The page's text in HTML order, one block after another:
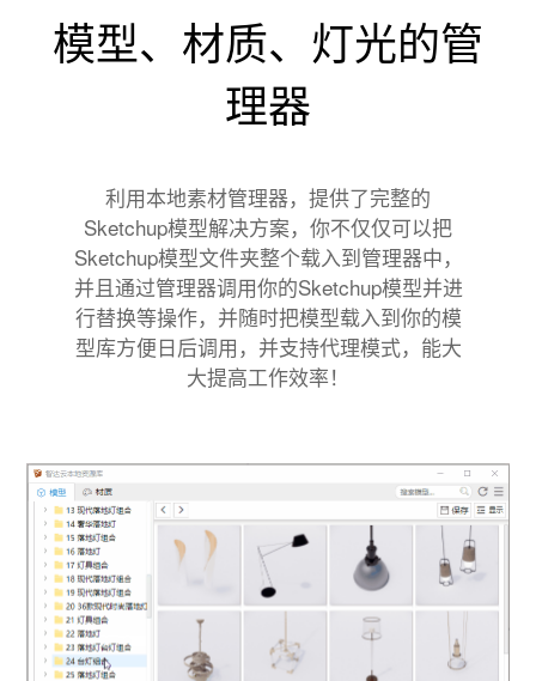
模型、材质、灯光的管
理器
利用本地素材管理器，提供了完整的
Sketchup模型解决方案，你不仅仅可以把
Sketchup模型文件夹整个载入到管理器中，
并且通过管理器调用你的Sketchup模型并进
行替换等操作，并随时把模型载入到你的模
型库方便日后调用，并支持代理模式，能大
大提高工作效率！